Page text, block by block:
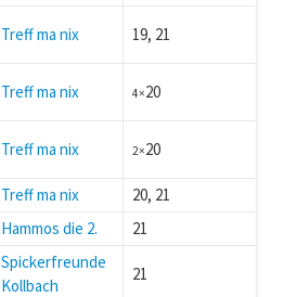
Treff ma nix 19, 21
Treff ma nix 4×20
Treff ma nix 2×20
Treff ma nix
20, 21
Hammos die 2. 21
Spickerfreunde
Kollbach
21